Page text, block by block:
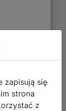
Blue
zapisują się
strona
z